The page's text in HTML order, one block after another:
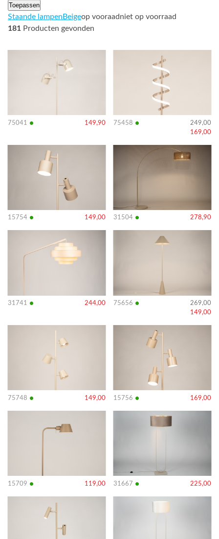
Toepassen
Staande lampen Beigeop vooraadniet op voorraad
181 Producten gevonden
75041 • 149,90
Bekijk
75458 •
249,00
169,00
Bekijk
15754 • 149,00
Bekijk
31504 • 278,90
Bekijk
31741 • 244,00 75656 •
269,00
149,00
75748 • 149,00
Bekijk
15756 • 169,00
Bekijk
15709 • 119,00
Bekijk
31667 • 225,00
Bekijk
Bekijk
Bekijk